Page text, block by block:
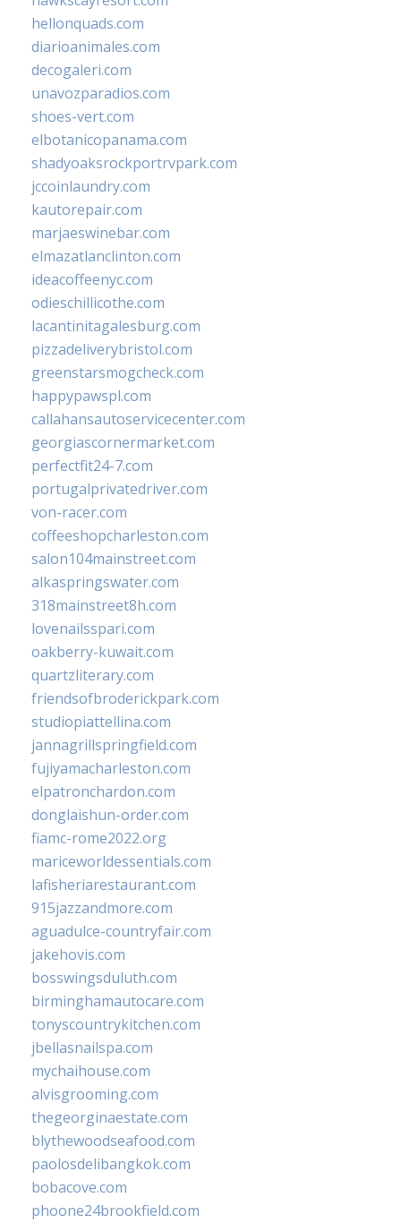
hellonquads.com
diarioanimales.com
decogaleri.com
unavozparadios.com
shoes-vert.com
elbotanicopanama.com
shadyoaksrockportrvpark.com
jccoinlaundry.com
kautorepair.com
marjaeswinebar.com
elmazatlanclinton.com
ideacoffeenyc.com
odieschillicothe.com
lacantinitagalesburg.com
pizzadeliverybristol.com
greenstarsmogcheck.com
happypawspl.com
callahansautoservicecenter.com
georgiascornermarket.com
perfectfit24-7.com
portugalprivatedriver.com
von-racer.com
coffeeshopcharleston.com
salon104mainstreet.com
alkaspringswater.com
318mainstreet8h.com
lovenailsspari.com
oakberry-kuwait.com
quartzliterary.com
friendsofbroderickpark.com
studiopiattellina.com
jannagrillspringfield.com
fujiyamacharleston.com
elpatronchardon.com
donglaishun-order.com
fiamc-rome2022.org
mariceworldessentials.com
lafisheriarestaurant.com
915jazzandmore.com
aguadulce-countryfair.com
jakehovis.com
bosswingsduluth.com
birminghamautocare.com
tonyscountrykitchen.com
jbellasnailspa.com
mychaihouse.com
alvisgrooming.com
thegeorginaestate.com
blythewoodseafood.com
paolosdelibangkok.com
bobacove.com
phoone24brookfield.com